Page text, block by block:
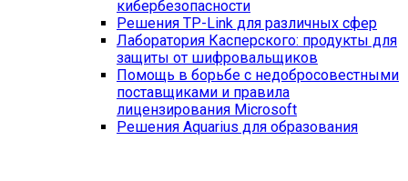
кибербезопасности
Решения TP-Link для различных сфер
Лаборатория Касперского: продукты для
защиты от шифровальщиков
Помощь в борьбе с недобросовестными
поставщиками и правила
лицензирования Microsoft
Решения Aquarius для образования